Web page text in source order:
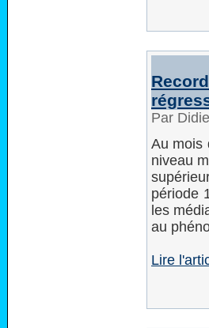
Par
Au mois
niveau
période
les
au
Lire